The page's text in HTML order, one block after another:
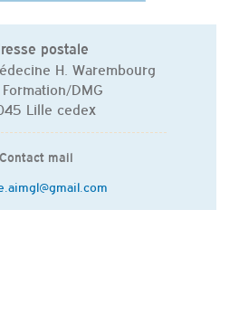
postale
H. Warembourg
DMG
Lille cedex
Contact mail